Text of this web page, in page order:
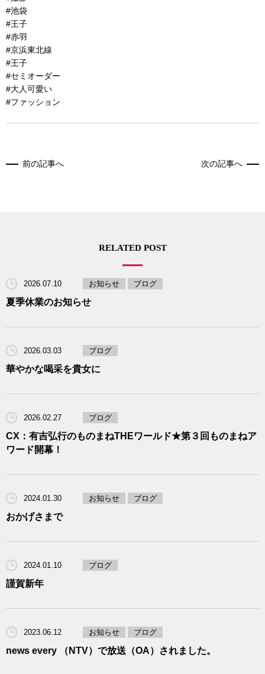
#池袋
#王子
#赤羽
#京浜東北線
#王子
#セミオーダー
#大人可愛い
#ファッション
前の記事へ 次の記事へ
RELATED POST
2026.07.10 お知らせ ブログ
夏季休業のお知らせ
2026.03.03 ブログ
華やかな喝采を貴女に
2026.02.27 ブログ
CX：有吉弘行のものまねTHEワールド★第３回ものまねア
ワード開幕！
2024.01.30 お知らせ ブログ
おかげさまで
2024.01.10 ブログ
謹賀新年
2023.06.12 お知らせ ブログ
news every （NTV）で放送（OA）されました。